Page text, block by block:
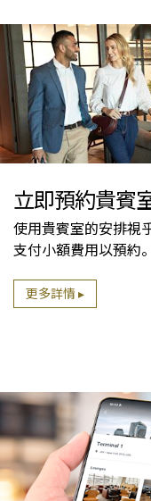
立即預約貴賓
使用貴賓室的安排視
支付小額費用以預約
更多詳情 ▸